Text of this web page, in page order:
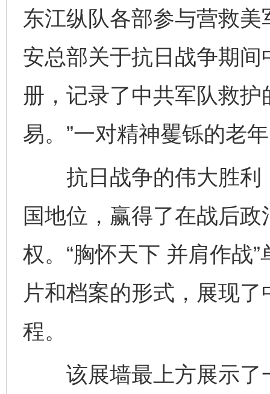
东江纵队各部参与营救
安总部关于抗日战争期
册，记录了中共军队救
易。”一对精神矍铄的老
抗日战争的伟大胜利
国地位，赢得了在战后
权。“胸怀天下 并肩作战
片和档案的形式，展现
程。
该展墙最上方展示了